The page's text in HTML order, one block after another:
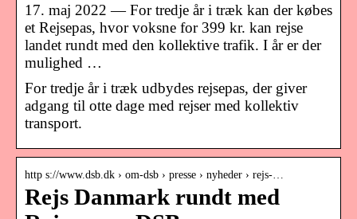
17. maj 2022 — For tredje år i træk kan der købes
et Rejsepas, hvor voksne for 399 kr. kan rejse
landet rundt med den kollektive trafik. I år er der
mulighed …
For tredje år i træk udbydes rejsepas, der giver
adgang til otte dage med rejser med kollektiv
transport.
http s://www.dsb.dk › om-dsb › presse › nyheder › rejs-…
Rejs Danmark rundt med